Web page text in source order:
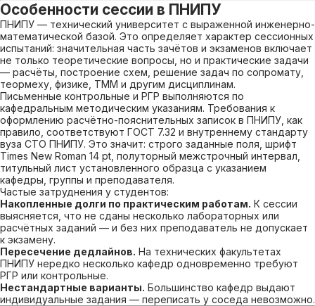
Особенности сессии в ПНИПУ
ПНИПУ — технический университет с выраженной инженерно-
математической базой. Это определяет характер сессионных
испытаний: значительная часть зачётов и экзаменов включает
не только теоретические вопросы, но и практические задачи
— расчёты, построение схем, решение задач по сопромату,
теормеху, физике, ТММ и другим дисциплинам.
Письменные контрольные и РГР выполняются по
кафедральным методическим указаниям. Требования к
оформлению расчётно-пояснительных записок в ПНИПУ, как
правило, соответствуют ГОСТ 7.32 и внутреннему стандарту
вуза СТО ПНИПУ. Это значит: строго заданные поля, шрифт
Times New Roman 14 pt, полуторный межстрочный интервал,
титульный лист установленного образца с указанием
кафедры, группы и преподавателя.
Частые затруднения у студентов:
Накопленные долги по практическим работам. К сессии
выясняется, что не сданы несколько лабораторных или
расчётных заданий — и без них преподаватель не допускает
к экзамену.
Пересечение дедлайнов. На технических факультетах
ПНИПУ нередко несколько кафедр одновременно требуют
РГР или контрольные.
Нестандартные варианты. Большинство кафедр выдают
индивидуальные задания — переписать у соседа невозможно.